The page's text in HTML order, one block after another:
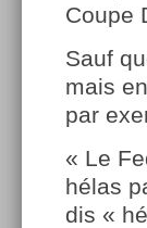
Coupe
Sauf
mais
par
« Le
hélas
dis «